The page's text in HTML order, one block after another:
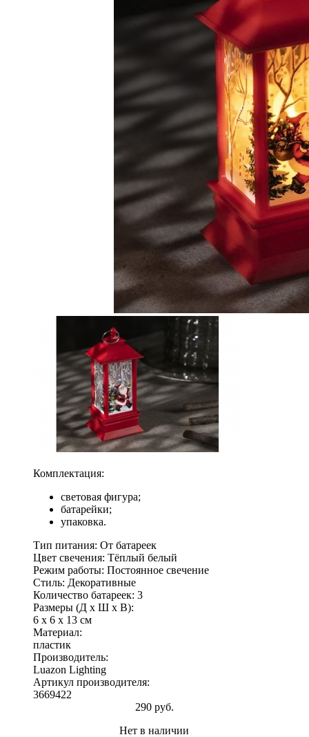
Комплектация:
световая фигура;
батарейки;
упаковка.
Тип питания: От батареек
Цвет свечения: Тёплый белый
Режим работы: Постоянное свечение
Стиль: Декоративные
Количество батареек: 3
Размеры (Д x Ш x В):
6 x 6 x 13 см
Материал:
пластик
Производитель:
Luazon Lighting
Артикул производителя:
3669422
290 руб.
Нет в наличии